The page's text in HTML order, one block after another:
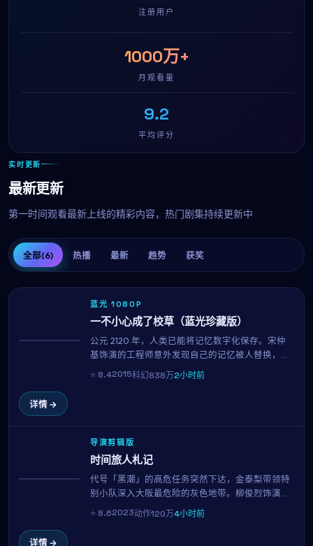
注册用户
1000万+
月观看量
9.2
平均评分
实时更新
最新更新
第一时间观看最新上线的精彩内容，热门剧集持续更新中
全部(6) 热播 最新 趋势 获奖
蓝光 1080P
一不小心成了校草（蓝光珍藏版）
公元 2120 年，人类已能将记忆数字化保存。宋仲
基饰演的工程师意外发现自己的记忆被人替换，为
了找回真相，他与石原里美一同潜入禁区数据库。
奉俊昊用扎实的世界观与一流的视觉特效，构筑了
⭐ 8.42015科幻838万2小时前
详情 →
导演剪辑版
时间旅人札记
代号「黑潮」的高危任务突然下达，金泰梨带领特
别小队深入大阪最危险的灰色地带。柳俊烈饰演的
搭档另有任务，每一次交火都关乎信念与生死。林
常树招牌的硬核动作场面再度升级。
⭐ 8.62023动作120万4小时前
详情 →